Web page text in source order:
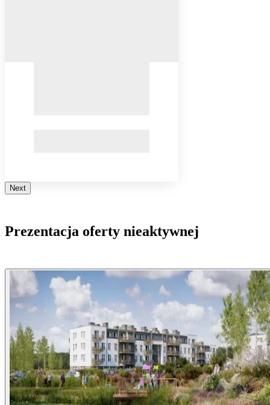
Next
Prezentacja oferty nieaktywnej